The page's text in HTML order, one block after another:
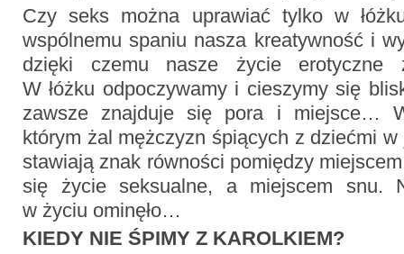
Czy seks można uprawiać tylko w
wspólnemu spaniu nasza kreatywność i
dzięki czemu nasze życie erotyczne
W łóżku odpoczywamy i cieszymy się
zawsze znajduje się pora i miejsce…
którym żal mężczyzn śpiących z dziećmi w
stawiają znak równości pomiędzy
się życie seksualne, a miejscem snu.
w życiu ominęło…
KIEDY NIE ŚPIMY Z KAROLKIEM?